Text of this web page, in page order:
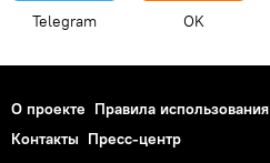
Telegram OK
О проекте Правила использования
Контакты Пресс-центр